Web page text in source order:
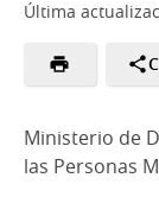
Última
Ministerio de
las Personas